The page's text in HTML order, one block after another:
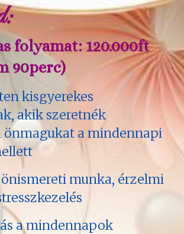
folyamat: 120.000ft
90perc)
kisgyerekes
akik szeretnék
önmagukat a mindennapi
önismereti munka, érzelmi
a mindennapok